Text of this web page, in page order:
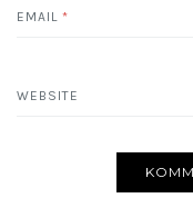
EMAIL *
WEBSITE